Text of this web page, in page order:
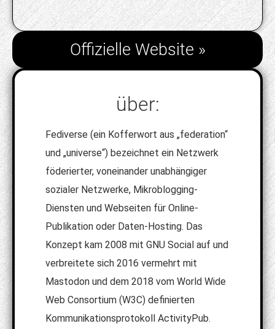
Offizielle Website »
über:
Fediverse (ein Kofferwort aus „federation“
und „universe“) bezeichnet ein Netzwerk
föderierter, voneinander unabhängiger
sozialer Netzwerke, Mikroblogging-
Diensten und Webseiten für Online-
Publikation oder Daten-Hosting. Das
Konzept kam 2008 mit GNU Social auf und
verbreitete sich 2016 vermehrt mit
Mastodon und dem 2018 vom World Wide
Web Consortium (W3C) definierten
Kommunikationsprotokoll ActivityPub.